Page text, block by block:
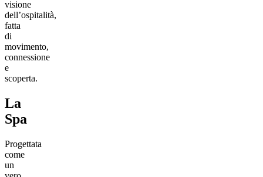
visione
dell’ospitalità,
fatta
di
movimento,
connessione
e
scoperta.
La
Spa
Progettata
come
un